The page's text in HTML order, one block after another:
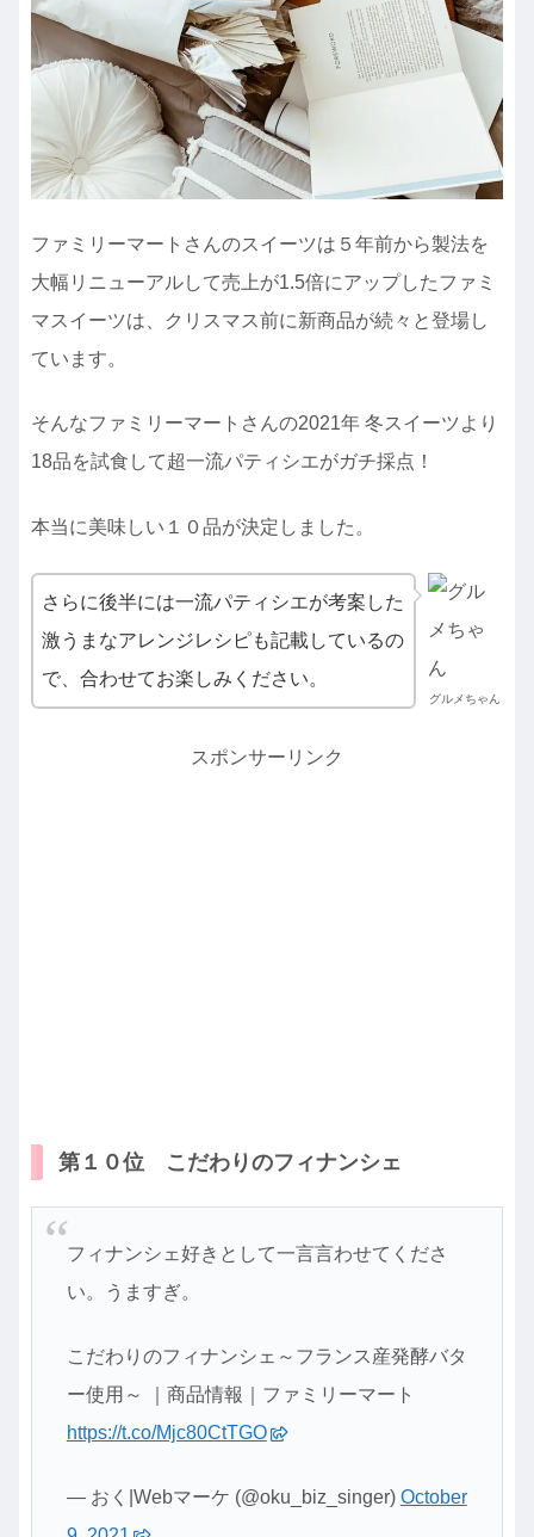
ファミリーマートさんのスイーツは５年前から製法を
大幅リニューアルして売上が1.5倍にアップしたファミ
マスイーツは、クリスマス前に新商品が続々と登場し
ています。
そんなファミリーマートさんの2021年 冬スイーツより
18品を試食して超一流パティシエがガチ採点！
本当に美味しい１０品が決定しました。
グルメちゃん
さらに後半には一流パティシエが考案した
激うまなアレンジレシピも記載しているの
で、合わせてお楽しみください。
スポンサーリンク
第１０位 こだわりのフィナンシェ
フィナンシェ好きとして一言言わせてくださ
い。うますぎ。
こだわりのフィナンシェ～フランス産発酵バタ
ー使用～ ｜商品情報｜ファミリーマート
https://t.co/Mjc80CtTGO
— おく|Webマーケ (@oku_biz_singer) October